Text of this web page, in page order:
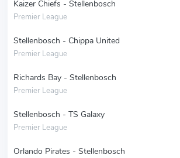
Kaizer Chiefs - Stellenbosch
Premier League
Stellenbosch - Chippa United
Premier League
Richards Bay - Stellenbosch
Premier League
Stellenbosch - TS Galaxy
Premier League
Orlando Pirates - Stellenbosch